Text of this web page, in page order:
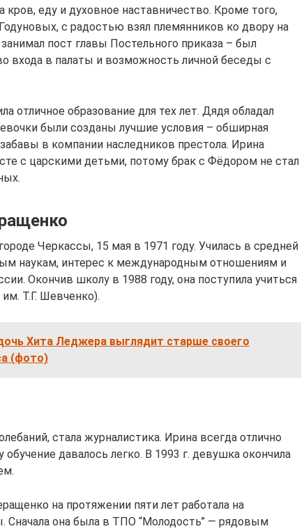
еду и духовное наставничество. Кроме того,
с радостью взял племянников ко двору на
пост главы Постельного приказа – был
входа в палаты и возможность личной беседы с
отличное образование для тех лет. Дядя обладал
были созданы лучшие условия – обширная
в компании наследников престола. Ирина
с царскими детьми, потому брак с Фёдором не стал
Черкассы, 15 мая в 1971 году. Училась в средней
наукам, интерес к международным отношениям и
Окончив школу в 1988 году, она поступила учиться
Т.Г. Шевченко).
Хита Леджера выглядит старше своего
(фото)
стала журналистика. Ирина всегда отлично
давалось легко. В 1993 г. девушка окончила
на протяжении пяти лет работала на
Сначала она была в ТПО “Молодость” — рядовым